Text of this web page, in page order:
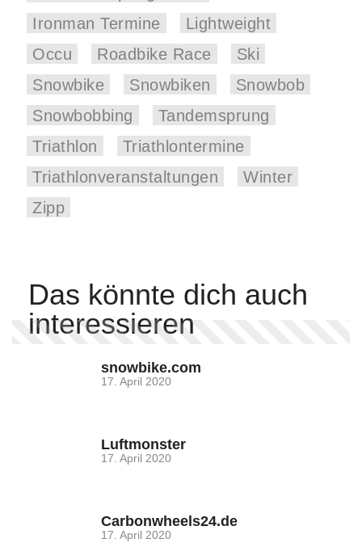
Ironman Termine
Lightweight
Occu
Roadbike Race
Ski
Snowbike
Snowbiken
Snowbob
Snowbobbing
Tandemsprung
Triathlon
Triathlontermine
Triathlonveranstaltungen
Winter
Zipp
Das könnte dich auch
interessieren
snowbike.com
17. April 2020
Luftmonster
17. April 2020
Carbonwheels24.de
17. April 2020